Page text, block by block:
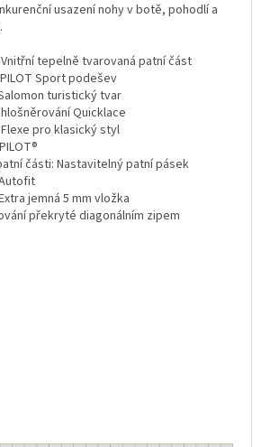
usazení nohy v botě, pohodlí a
tepelně tvarovaná patní část
Sport podešev
turistický tvar
Quicklace
pro klasický styl
části: Nastavitelný patní pásek
jemná 5 mm vložka
překryté diagonálním zipem